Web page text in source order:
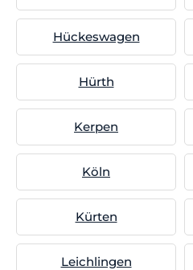
Hückeswagen
Hürth
Kerpen
Köln
Kürten
Leichlingen